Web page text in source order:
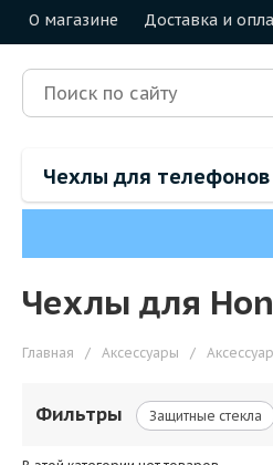
О магазине Доставка и
Чехлы для телефонов
Чехлы для
Главная / Аксессуары /
Фильтры Защитные стекла